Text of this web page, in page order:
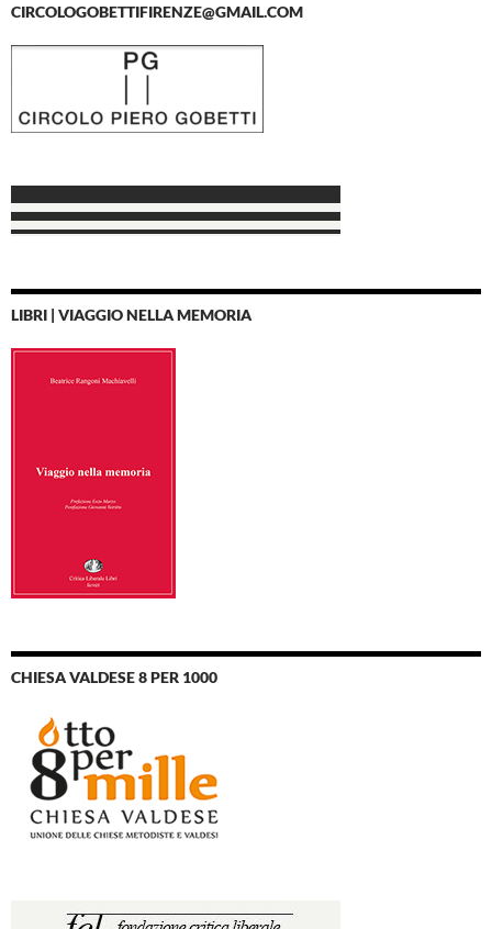
CIRCOLOGOBETTIFIRENZE@GMAIL.COM
LIBRI | VIAGGIO NELLA MEMORIA
CHIESA VALDESE 8 PER 1000